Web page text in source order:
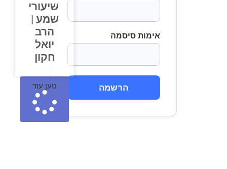
אימות סיסמה
הרשמה
שיעורי
שמע |
הרב
יואל
חקון
טען עוד